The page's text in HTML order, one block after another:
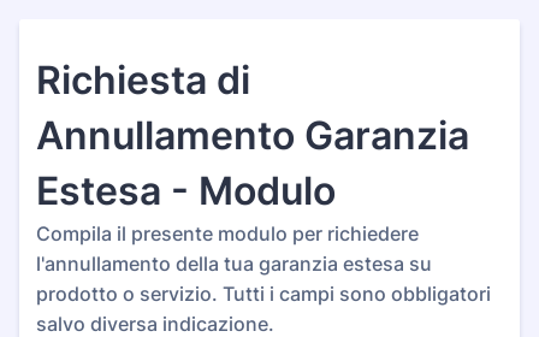
Richiesta di
Annullamento Garanzia
Estesa - Modulo
Compila il presente modulo per richiedere
l'annullamento della tua garanzia estesa su
prodotto o servizio. Tutti i campi sono obbligatori
salvo diversa indicazione.